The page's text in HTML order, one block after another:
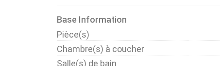
Base Information
Pièce(s)
Chambre(s) à coucher
Salle(s) de bain